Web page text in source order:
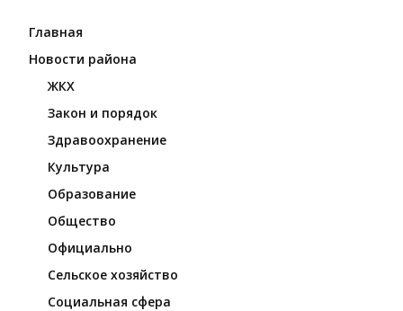
Главная
Новости района
ЖКХ
Закон и порядок
Здравоохранение
Культура
Образование
Общество
Официально
Сельское хозяйство
Социальная сфера